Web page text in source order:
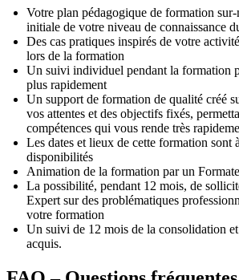
Votre plan pédagogique de formation
initiale de votre niveau de connaissance
Des cas pratiques inspirés de votre
lors de la formation
Un suivi individuel pendant la formation
plus rapidement
Un support de formation de qualité créé
vos attentes et des objectifs fixés,
compétences qui vous rende très
Les dates et lieux de cette formation sont
disponibilités
Animation de la formation par un
La possibilité, pendant 12 mois, de
Expert sur des problématiques
votre formation
Un suivi de 12 mois de la consolidation
acquis.